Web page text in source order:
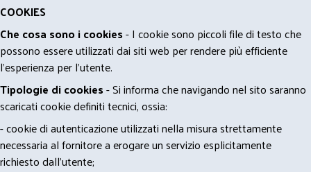
COOKIES
Che cosa sono i cookies- I cookie sono piccoli file di testo che
possono essere utilizzati dai siti web per rendere più efficiente
l'esperienza per l'utente.
Tipologie di cookies- Si informa che navigando nel sito saranno
scaricati cookie definiti tecnici, ossia:
- cookie di autenticazione utilizzati nella misura strettamente
necessaria al fornitore a erogare un servizio esplicitamente
richiesto dall'utente;